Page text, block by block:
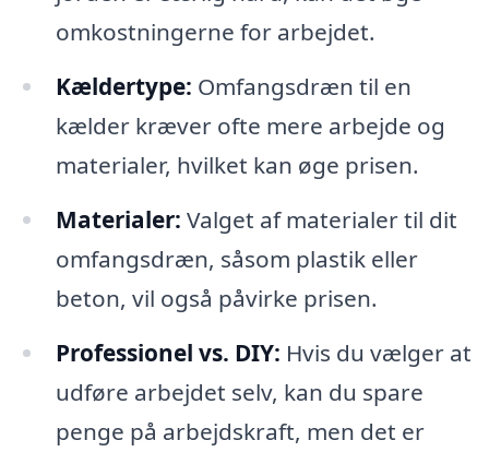
omkostningerne for arbejdet.
Kældertype: Omfangsdræn til en
kælder kræver ofte mere arbejde og
materialer, hvilket kan øge prisen.
Materialer: Valget af materialer til dit
omfangsdræn, såsom plastik eller
beton, vil også påvirke prisen.
Professionel vs. DIY: Hvis du vælger at
udføre arbejdet selv, kan du spare
penge på arbejdskraft, men det er